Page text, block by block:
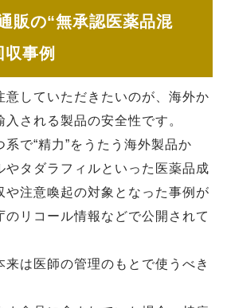
販の“無承認医薬品混
収事例
意していただきたいのが、海外か
される製品の安全性です。
で“精力”をうたう海外製品か
やタダラフィルといった医薬品成
や注意喚起の対象となった事例が
のリコール情報などで公開されて
来は医師の管理のもとで使うべき